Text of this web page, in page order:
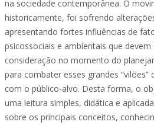
na sociedade contemporânea. O
historicamente, foi sofrendo
apresentando fortes influências de
psicossociais e ambientais que devem
consideração no momento do
para combater esses grandes “vilões”
com o público-alvo. Desta forma, o
uma leitura simples, didática e
sobre os principais conceitos,